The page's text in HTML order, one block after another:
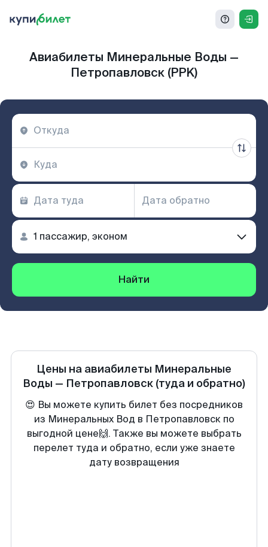
Авиабилеты Минеральные Воды —
Петропавловск (PPK)
Найти
Цены на авиабилеты Минеральные
Воды — Петропавловск (туда и обратно)
😍 Вы можете купить билет без посредников
из Минеральных Вод в Петропавловск по
выгодной цене🙌. Также вы можете выбрать
перелет туда и обратно, если уже знаете
дату возвращения